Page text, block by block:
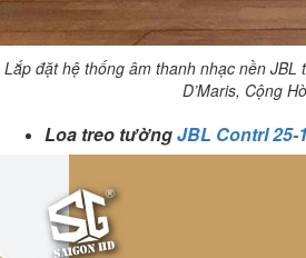
Lắp đặt hệ thống âm thanh nhạc nền JBL
D’Maris, Cộng
Loa treo tườngJBL Contrl 25-1